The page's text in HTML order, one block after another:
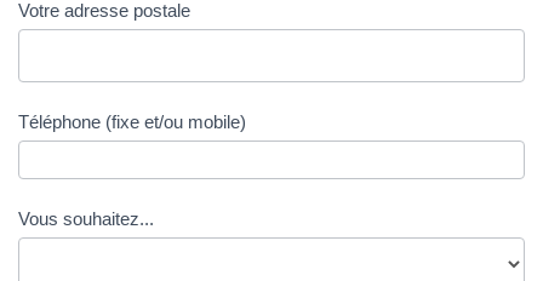
Votre adresse postale
Téléphone (fixe et/ou mobile)
Vous souhaitez...